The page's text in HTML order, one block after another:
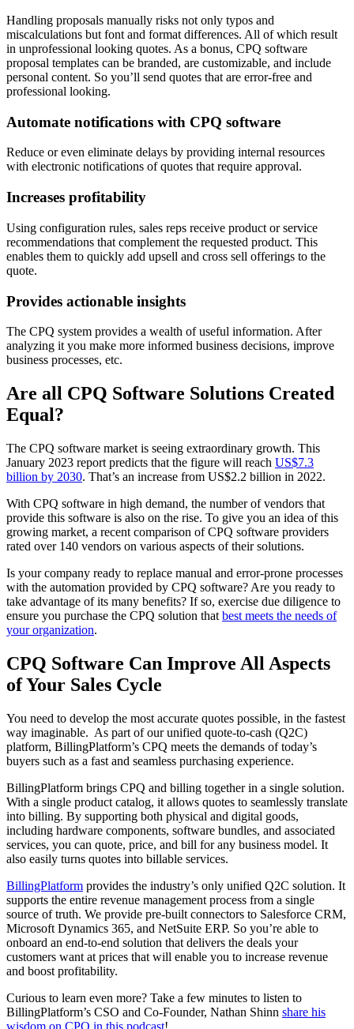
Handling proposals manually risks not only typos and
miscalculations but font and format differences. All of which result
in unprofessional looking quotes. As a bonus, CPQ software
proposal templates can be branded, are customizable, and include
personal content. So you’ll send quotes that are error-free and
professional looking.
Automate notifications with CPQ software
Reduce or even eliminate delays by providing internal resources
with electronic notifications of quotes that require approval.
Increases profitability
Using configuration rules, sales reps receive product or service
recommendations that complement the requested product. This
enables them to quickly add upsell and cross sell offerings to the
quote.
Provides actionable insights
The CPQ system provides a wealth of useful information. After
analyzing it you make more informed business decisions, improve
business processes, etc.
Are all CPQ Software Solutions Created
Equal?
The CPQ software market is seeing extraordinary growth. This
January 2023 report predicts that the figure will reach US$7.3
billion by 2030. That’s an increase from US$2.2 billion in 2022.
With CPQ software in high demand, the number of vendors that
provide this software is also on the rise. To give you an idea of this
growing market, a recent comparison of CPQ software providers
rated over 140 vendors on various aspects of their solutions.
Is your company ready to replace manual and error-prone processes
with the automation provided by CPQ software? Are you ready to
take advantage of its many benefits? If so, exercise due diligence to
ensure you purchase the CPQ solution that best meets the needs of
your organization.
CPQ Software Can Improve All Aspects
of Your Sales Cycle
You need to develop the most accurate quotes possible, in the fastest
way imaginable. As part of our unified quote-to-cash (Q2C)
platform, BillingPlatform’s CPQ meets the demands of today’s
buyers such as a fast and seamless purchasing experience.
BillingPlatform brings CPQ and billing together in a single solution.
With a single product catalog, it allows quotes to seamlessly translate
into billing. By supporting both physical and digital goods,
including hardware components, software bundles, and associated
services, you can quote, price, and bill for any business model. It
also easily turns quotes into billable services.
BillingPlatform provides the industry’s only unified Q2C solution. It
supports the entire revenue management process from a single
source of truth. We provide pre-built connectors to Salesforce CRM,
Microsoft Dynamics 365, and NetSuite ERP. So you’re able to
onboard an end-to-end solution that delivers the deals your
customers want at prices that will enable you to increase revenue
and boost profitability.
Curious to learn even more? Take a few minutes to listen to
BillingPlatform’s CSO and Co-Founder, Nathan Shinn share his
wisdom on CPQ in this podcast!